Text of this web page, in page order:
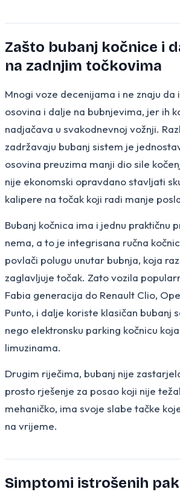
Zašto bubanj kočnice i
na zadnjim točkovima
Mnogi voze decenijama i ne znaju da
osovina i dalje na bubnjevima, jer ih
nadjačava u svakodnevnoj vožnji.
zadržavaju bubanj sistem je
osovina preuzima manji dio sile
nije ekonomski opravdano stavljati
kalipere na točak koji radi manje
Bubanj kočnica ima i jednu praktičnu
nema, a to je integrisana ručna
povlači polugu unutar bubnja, koja
zaglavljuje točak. Zato vozila
Fabia generacija do Renault Clio,
Punto, i dalje koriste klasičan bubanj
nego elektronsku parking kočnicu
limuzinama.
Drugim riječima, bubanj nije
prosto rješenje za posao koji nije
mehaničko, ima svoje slabe tačke
na vrijeme.
Simptomi istrošenih